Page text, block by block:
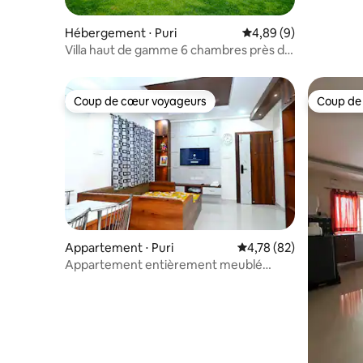
Hébergement ⋅ Puri Évaluation moyenne
4,89 (9)
Villa haut de gamme 6 chambres près de
Coup de cœur voyageurs
Coup de cœur voyageurs
Appartement ⋅ Puri Évaluation moyenne
4,78 (82)
Appartement entièrement meublé
Coup
Coup